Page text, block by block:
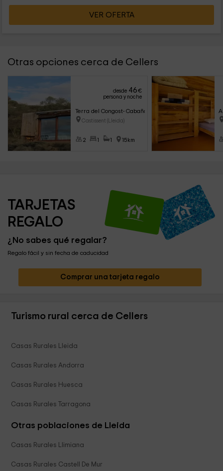
VER OFERTA
Otras opciones cerca de Cellers
desde 46€
persona y noche
Terra del Congost- Cabaña Panorámica
Castissent (Lleida)
2 1 1 15km
TARJETAS
REGALO
¿No sabes qué regalar?
Regalo fácil y sin fecha de caducidad
Comprar una tarjeta regalo
Turismo rural cerca de Cellers
Casas Rurales Lleida
Casas Rurales Andorra
Casas Rurales Huesca
Casas Rurales Tarragona
Otras poblaciones de Lleida
Casas Rurales Llimiana
Casas Rurales Castell De Mur